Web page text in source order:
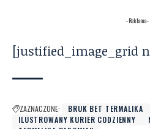
- Reklama -
[justified_image_grid
ZAZNACZONE: BRUK BET TERMALIKA
ILUSTROWANY KURIER CODZIENNY